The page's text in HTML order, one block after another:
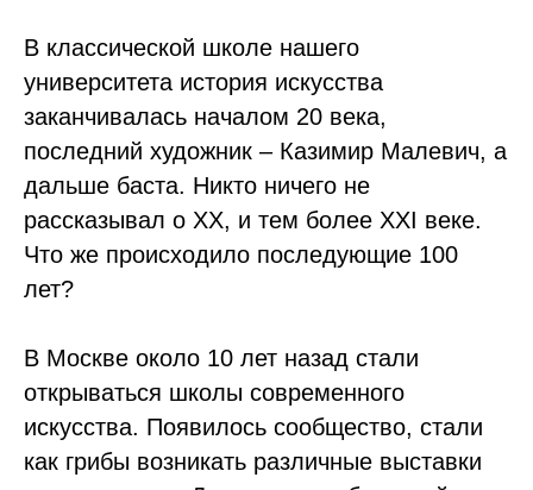
В классической школе нашего
университета история искусства
заканчивалась началом 20 века,
последний художник – Казимир Малевич, а
дальше баста. Никто ничего не
рассказывал о ХХ, и тем более ХХI веке.
Что же происходило последующие 100
лет?
В Москве около 10 лет назад стали
открываться школы современного
искусства. Появилось сообщество, стали
как грибы возникать различные выставки